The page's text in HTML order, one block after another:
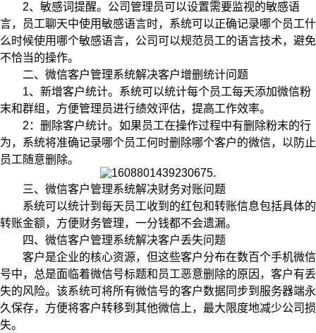
2、敏感词提醒。公司管理员可以设置需要监视的敏感语
言，员工聊天中使用敏感语言时，系统可以正确记录哪个员工什
么时候使用哪个敏感语言，公司可以规范员工的语言技术，避免
不恰当的操作。
二、微信客户管理系统解决客户增删统计问题
1、新增客户统计。系统可以统计每个员工每天添加微信粉
末和群组，方便管理员进行绩效评估，提高工作效率。
2：删除客户统计。如果员工在操作过程中有删除粉末的行
为，系统将准确记录哪个员工何时删除哪个客户的微信，以防止
员工随意删除。
三、微信客户管理系统解决财务对账问题
系统可以统计到每天员工收到的红包和转账信息包括具体的
转账金额，方便财务管理，一分钱都不会遗漏。
四、微信客户管理系统解决客户丢失问题
客户是企业的核心资源，但这些客户分布在数百个手机微信
号中，总是面临着微信号标题和员工恶意删除的原因，客户有丢
失的风险。该系统可将所有微信号的客户数据同步到服务器端永
久保存，方便将客户转移到其他微信上，最大限度地减少公司损
失。